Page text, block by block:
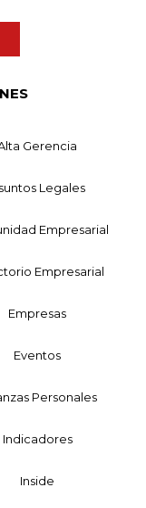
Gerencia
Legales
Empresarial
Empresarial
Empresas
Eventos
Personales
Indicadores
Inside